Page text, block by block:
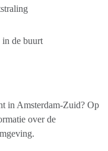
in de buurt
in Amsterdam-Zuid? Op
over de